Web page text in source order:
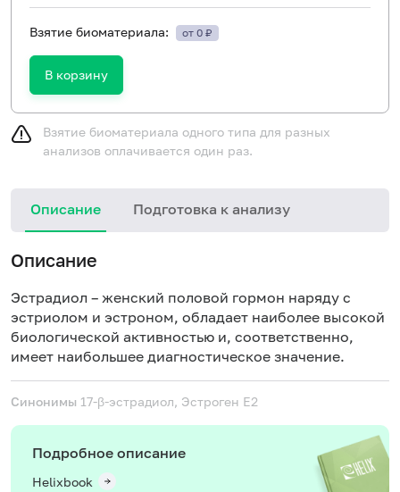
Взятие биоматериала: от 0 ₽
В корзину
Взятие биоматериала одного типа для разных
анализов оплачивается один раз.
Описание Подготовка к анализу
Описание
Эстрадиол – женский половой гормон наряду с
эстриолом и эстроном, обладает наиболее высокой
биологической активностью и, соответственно,
имеет наибольшее диагностическое значение.
Синонимы 17-β-эстрадиол, Эстроген Е2
Подробное описание
Helixbook